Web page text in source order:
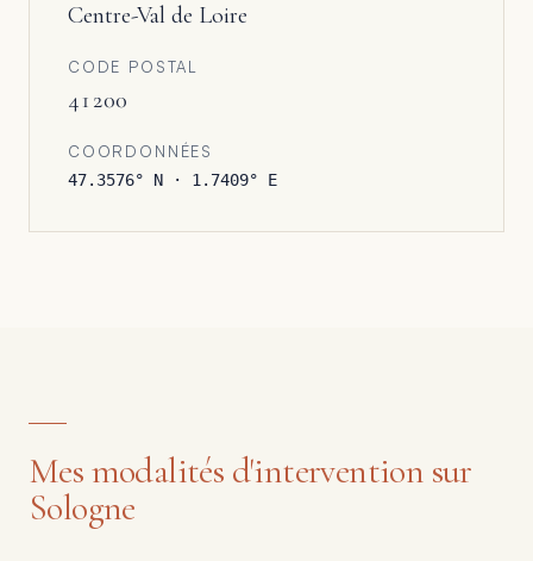
Centre-Val de Loire
CODE POSTAL
41200
COORDONNÉES
47.3576° N · 1.7409° E
Mes modalités d'intervention sur
Sologne